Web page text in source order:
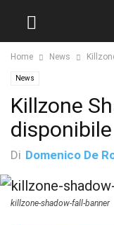
Home News
News
Killzone
Di Domenico De
killzone-shadow-fall-banner